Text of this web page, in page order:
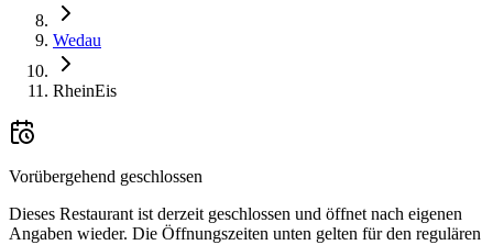
Wedau
RheinEis
Vorübergehend geschlossen
Dieses Restaurant ist derzeit geschlossen und öffnet nach eigenen
Angaben wieder. Die Öffnungszeiten unten gelten für den regulären